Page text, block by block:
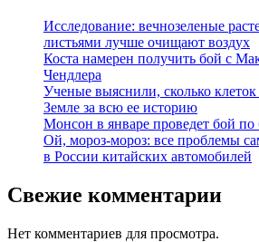
Исследование: вечнозеленые
листьями лучше очищают воздух
Коста намерен получить бой с
Чендлера
Ученые выяснили, сколько
Земле за всю ее историю
Монсон в январе проведет бой
Ой, мороз-мороз: все проблемы
в России китайских автомобилей
Свежие комментарии
Нет комментариев для просмотра.